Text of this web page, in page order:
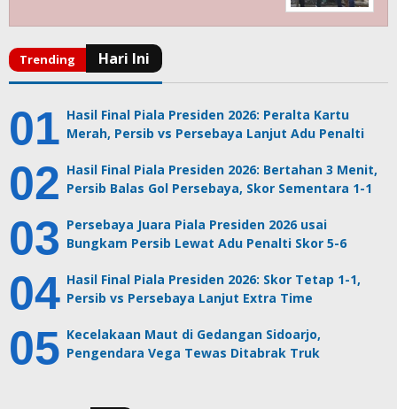
Hasil Final Piala Presiden 2026: Peralta Kartu
Merah, Persib vs Persebaya Lanjut Adu Penalti
Hasil Final Piala Presiden 2026: Bertahan 3 Menit,
Persib Balas Gol Persebaya, Skor Sementara 1-1
Persebaya Juara Piala Presiden 2026 usai
Bungkam Persib Lewat Adu Penalti Skor 5-6
Hasil Final Piala Presiden 2026: Skor Tetap 1-1,
Persib vs Persebaya Lanjut Extra Time
Kecelakaan Maut di Gedangan Sidoarjo,
Pengendara Vega Tewas Ditabrak Truk